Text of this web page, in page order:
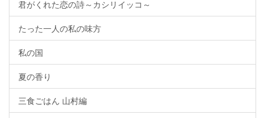
君がくれた恋の詩～カシリイッコ～
たった一人の私の味方
私の国
夏の香り
三食ごはん 山村編